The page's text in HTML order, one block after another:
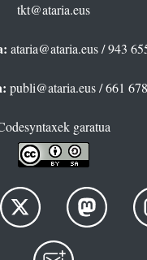
tkt@ataria.eus
ataria@ataria.eus/ 943
publi@ataria.eus/ 661
garatua